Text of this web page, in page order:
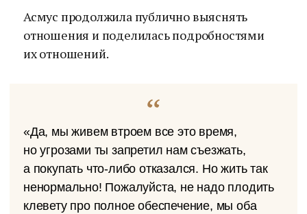
Асмус продолжила публично выяснять
отношения и поделилась подробностями
их отношений.
«Да, мы живем втроем все это время,
но угрозами ты запретил нам съезжать,
а покупать что-либо отказался. Но жить так
ненормально! Пожалуйста, не надо плодить
клевету про полное обеспечение, мы оба